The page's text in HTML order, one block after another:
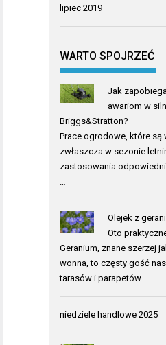
lipiec 2019
WARTO SPOJRZEĆ
Jak
awariom w
Briggs&Stratton?
Prace ogrodowe, które są
zwłaszcza w sezonie
zastosowania
…
Olejek z
Oto
Geranium, znane szerzej
wonna, to częsty gość
tarasów i parapetów. …
niedziele handlowe 2025